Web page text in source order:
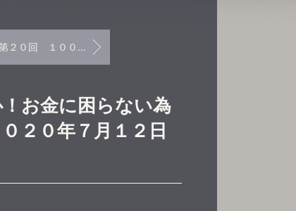
「第２０回 １００歳まで安心！お金に困らない為の基礎講座 島根県民会館 ２０２０年６月７日」開催
お金に困らない為
２０年７月１２日